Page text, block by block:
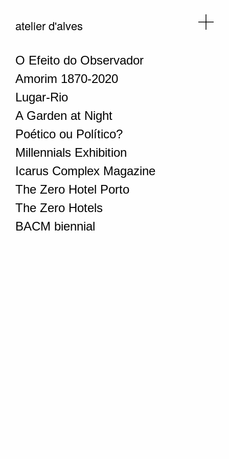
atelier d'alves
O Efeito do Observador
Amorim 1870-2020
Lugar-Rio
A Garden at Night
Poético ou Político?
Millennials Exhibition
Icarus Complex Magazine
The Zero Hotel Porto
The Zero Hotels
BACM biennial